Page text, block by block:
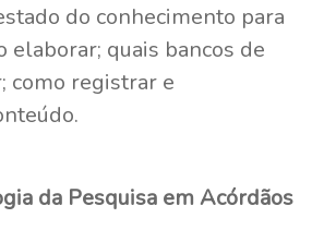
do conhecimento para
elaborar; quais bancos de
como registrar e
da Pesquisa em Acórdãos